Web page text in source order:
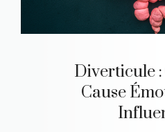
Diverticule
Cause